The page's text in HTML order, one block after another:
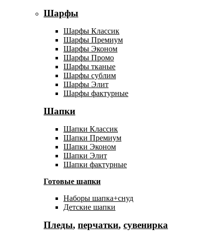
Шарфы
Шарфы Классик
Шарфы Премиум
Шарфы Эконом
Шарфы Промо
Шарфы тканые
Шарфы сублим
Шарфы Элит
Шарфы фактурные
Шапки
Шапки Классик
Шапки Премиум
Шапки Эконом
Шапки Элит
Шапки фактурные
Готовые шапки
Наборы шапка+снуд
Детские шапки
Пледы, перчатки, сувенирка